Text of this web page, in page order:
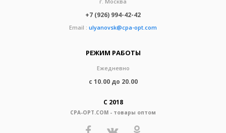
+7 (926) 994-42-42
Email : ulyanovsk@cpa-opt.com
РЕЖИМ РАБОТЫ
Ежедневно
с 10.00 до 20.00
С 2018
CPA-OPT.COM - товары оптом